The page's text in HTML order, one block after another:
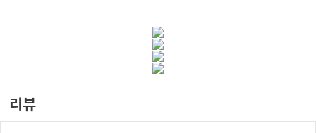
리뷰